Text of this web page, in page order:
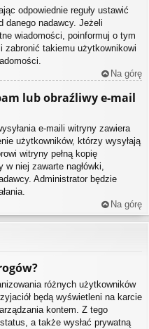
odpowiednie reguły ustawić
danego nadawcy. Jeżeli
wiadomości, poinformuj o tym
zabronić takiemu użytkownikowi
Na górę
lub obraźliwy e-mail
e-maili witryny zawiera
użytkowników, którzy wysyłają
witryny pełną kopię
niej zawarte nagłówki,
Administrator będzie
Na górę
różnych użytkowników
będą wyświetleni na karcie
kontem. Z tego
a także wysłać prywatną